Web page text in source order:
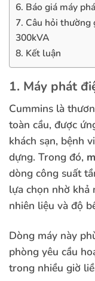
6. Báo giá máy
7. Câu hỏi thường
300kVA
8. Kết luận
1. Máy phát
Cummins là
toàn cầu, được
khách sạn, bệnh
dựng. Trong đó,
dòng công suất
lựa chọn nhờ khả
nhiên liệu và độ
Dòng máy này
phòng yêu cầu
trong nhiều giờ